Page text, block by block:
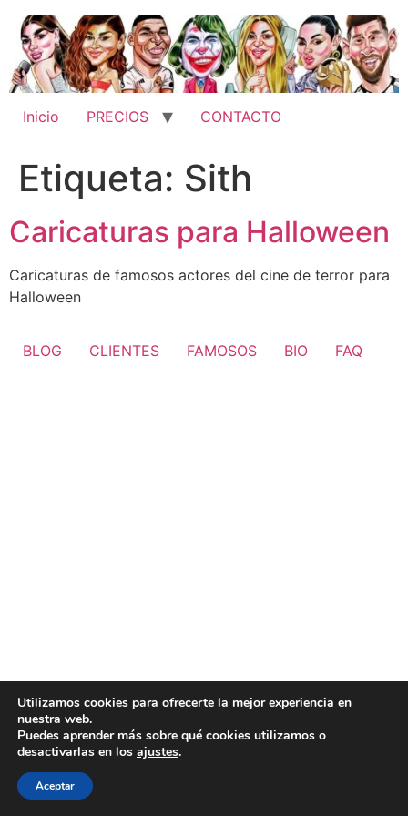
contenido
Inicio PRECIOS CONTACTO
Etiqueta: Sith
Caricaturas para Halloween
Caricaturas de famosos actores del cine de terror para
Halloween
BLOG CLIENTES FAMOSOS BIO FAQ
Utilizamos cookies para ofrecerte la mejor experiencia en
nuestra web.
Puedes aprender más sobre qué cookies utilizamos o
desactivarlas en los ajustes.
Aceptar